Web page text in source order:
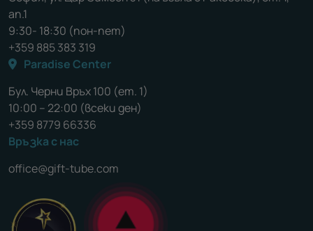
ап.1
9:30- 18:30 (пон-пет)
+359 885 383 319
Paradise Center
Бул. Черни Връх 100 (ет. 1)
10:00 – 22:00 (всеки ден)
+359 8779 66336
Връзка с нас
office@gift-tube.com